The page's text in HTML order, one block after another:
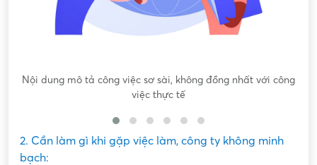
Nội dung mô tả công việc sơ sài, không đồng nhất với công
việc thực tế
2. Cần làm gì khi gặp việc làm, công ty không minh
bạch: